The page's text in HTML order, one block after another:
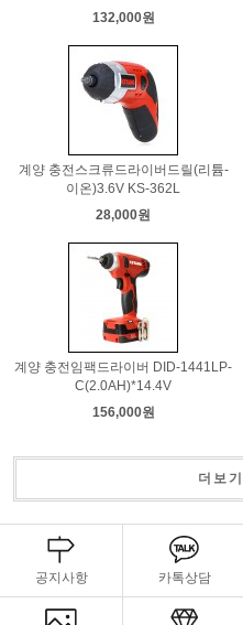
132,000원
계양 충전스크류드라이버드릴(리튬-
이온)3.6V KS-362L
28,000원
계양 충전임팩드라이버 DID-1441LP-
C(2.0AH)*14.4V
156,000원
더보기
공지사항 카톡상담